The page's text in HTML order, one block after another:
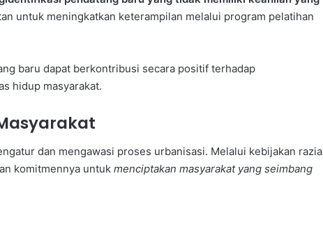
untuk meningkatkan keterampilan melalui program pelatihan
baru dapat berkontribusi secara positif terhadap
hidup masyarakat.
dan mengawasi proses urbanisasi. Melalui kebijakan razia
komitmennya untuk menciptakan masyarakat yang seimbang